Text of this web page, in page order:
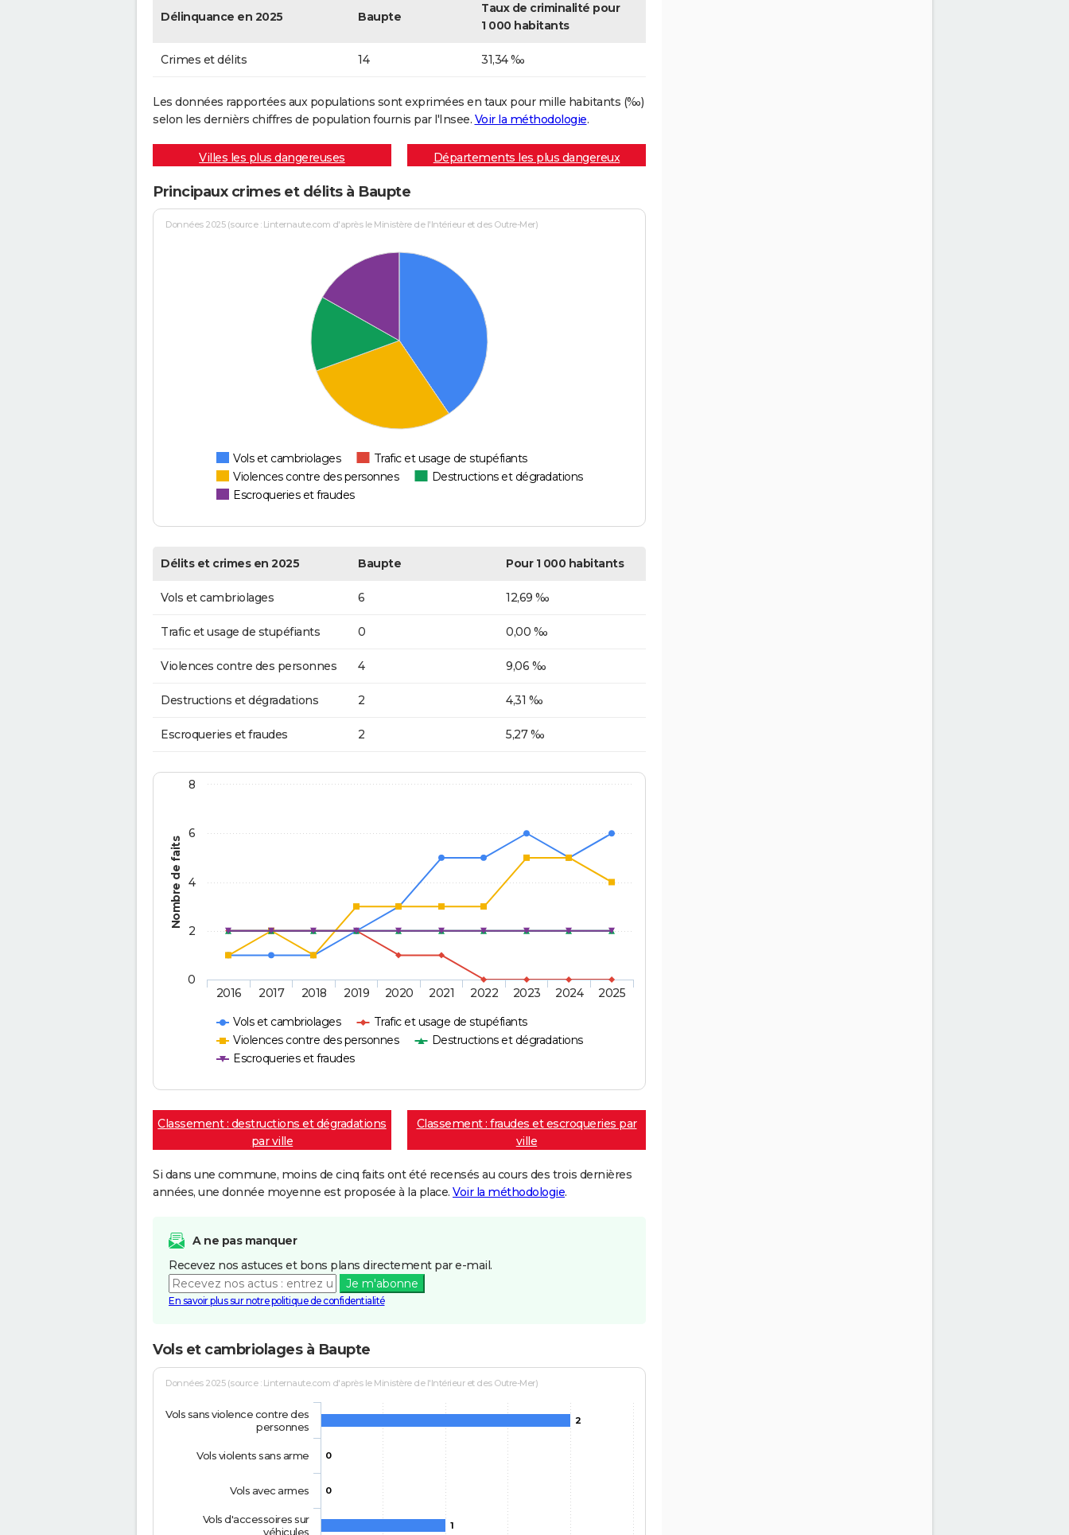
Délinquance en 2025 Baupte
Taux de criminalité pour
1 000 habitants
Crimes et délits 14 31,34 ‰
Les données rapportées aux populations sont exprimées en taux pour mille habitants (‰)
selon les dernièrs chiffres de population fournis par l'Insee. Voir la méthodologie.
Villes les plus dangereuses Départements les plus dangereux
Principaux crimes et délits à Baupte
Données 2025 (source : Linternaute.com d'après le Ministère de l'Intérieur et des Outre-Mer)
Vols et cambriolages
Trafic et usage de stupéfiants
Violences contre des personnes
Destructions et dégradations
Escroqueries et fraudes
Délits et crimes en 2025 Baupte Pour 1 000 habitants
Vols et cambriolages 6 12,69 ‰
Trafic et usage de stupéfiants 0 0,00 ‰
Violences contre des personnes 4 9,06 ‰
Destructions et dégradations 2 4,31 ‰
Escroqueries et fraudes 2 5,27 ‰
Nombre de faits
Vols et cambriolages
Trafic et usage de stupéfiants
Violences contre des personnes
Destructions et dégradations
Escroqueries et fraudes
2016 2017 2018 2019 2020 2021 2022 2023 2024 2025
0
2
4
6
8
Classement : destructions et dégradations
par ville
Classement : fraudes et escroqueries par
ville
Si dans une commune, moins de cinq faits ont été recensés au cours des trois dernières
années, une donnée moyenne est proposée à la place. Voir la méthodologie.
A ne pas manquer
Recevez nos astuces et bons plans directement par e-mail.
Je m'abonne
En savoir plus sur notre politique de confidentialité
Vols et cambriolages à Baupte
Données 2025 (source : Linternaute.com d'après le Ministère de l'Intérieur et des Outre-Mer)
2
0
0
1
Vols sans violence contre des
personnes
Vols violents sans arme
Vols avec armes
Vols d'accessoires sur
véhicules